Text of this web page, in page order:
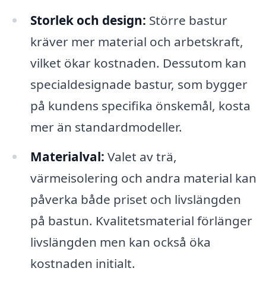
Storlek och design: Större bastur
kräver mer material och arbetskraft,
vilket ökar kostnaden. Dessutom kan
specialdesignade bastur, som bygger
på kundens specifika önskemål, kosta
mer än standardmodeller.
Materialval: Valet av trä,
värmeisolering och andra material kan
påverka både priset och livslängden
på bastun. Kvalitetsmaterial förlänger
livslängden men kan också öka
kostnaden initialt.